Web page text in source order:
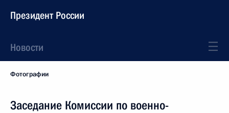
Президент России
Новости
Фотографии
Заседание Комиссии по военно-